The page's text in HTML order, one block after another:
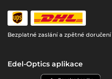
Bezplatné zaslání a zpětné doručení
Edel-Optics aplikace